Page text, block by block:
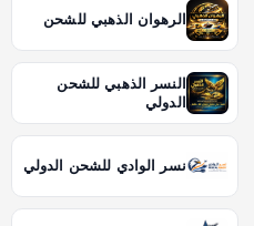
الرهوان الذهبي للشحن
النسر الذهبي للشحن
الدولي
نسر الوادي للشحن الدولي